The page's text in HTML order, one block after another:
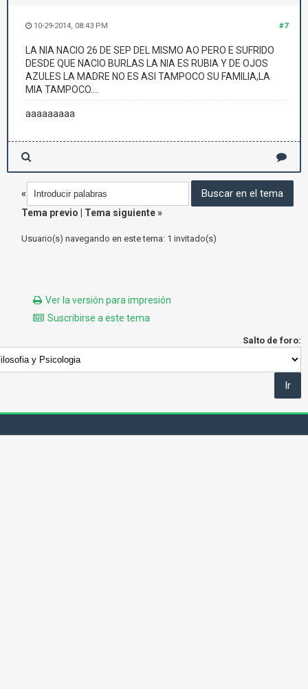
#7
10-29-2014, 08:43 PM
LA NIA NACIO 26 DE SEP DEL MISMO AO PERO E SUFRIDO
DESDE QUE NACIO BURLAS LA NIA ES RUBIA Y DE OJOS
AZULES LA MADRE NO ES ASI TAMPOCO SU FAMILIA,LA
MIA TAMPOCO....
aaaaaaaaa
«
Tema previo
Tema siguiente»
Usuario(s) navegando en este tema: 1 invitado(s)
Ver la versión para impresión
Suscribirse a este tema
Salto de foro: